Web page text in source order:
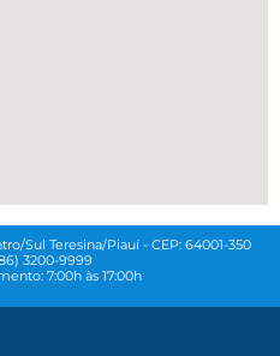
Sul Teresina/Piauí - CEP: 64001-350
3200-9999
7:00h às 17:00h